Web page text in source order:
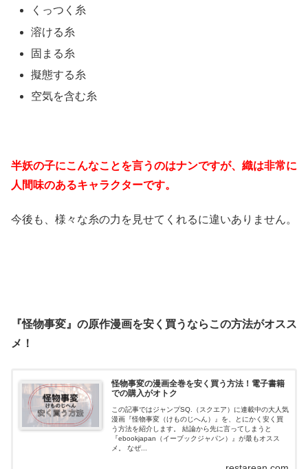
くっつく糸
溶ける糸
固まる糸
擬態する糸
空気を含む糸
半妖の子にこんなことを言うのはナンですが、織は非常に
人間味のあるキャラクターです。
今後も、様々な糸の力を見せてくれるに違いありません。
『怪物事変』の原作漫画を安く買うならこの方法がオスス
メ！
怪物事変の漫画全巻を安く買う方法！電子書籍
での購入がオトク
この記事ではジャンプSQ.（スクエア）に連載中の大人気
漫画『怪物事変（けものじへん）』を、とにかく安く買
う方法を紹介します。 結論から先に言ってしまうと
『ebookjapan（イーブックジャパン）』が最もオスス
メ。 なぜ...